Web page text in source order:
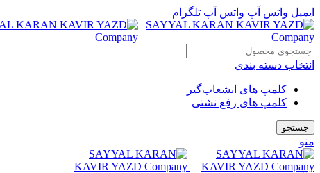
ایمیل واتس آپ واتس آپ تلگرام
انتخاب دسته بندی
کلمپ های انشعاب‌گیر
کلمپ های رفع نشتی
جستجو
منو